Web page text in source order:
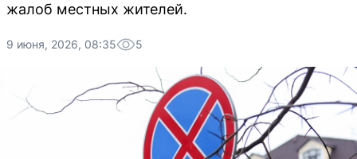
жалоб местных жителей.
9 июня, 2026, 08:35 5